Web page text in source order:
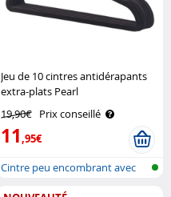
Jeu de 10 cintres antidérapants
extra-plats Pearl
19,90€ Prix conseillé
11,95€
Cintre peu encombrant avec